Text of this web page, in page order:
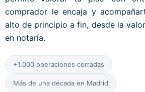
comprador le encaja y
alto de principio a fin, desde la
en notaría.
+1.000 operaciones cerradas
Más de una década en Madrid